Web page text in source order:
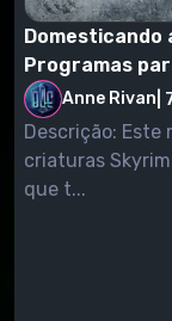
Domesticando
Programas
Anne Rivan
Descrição: Este
criaturas
que t...